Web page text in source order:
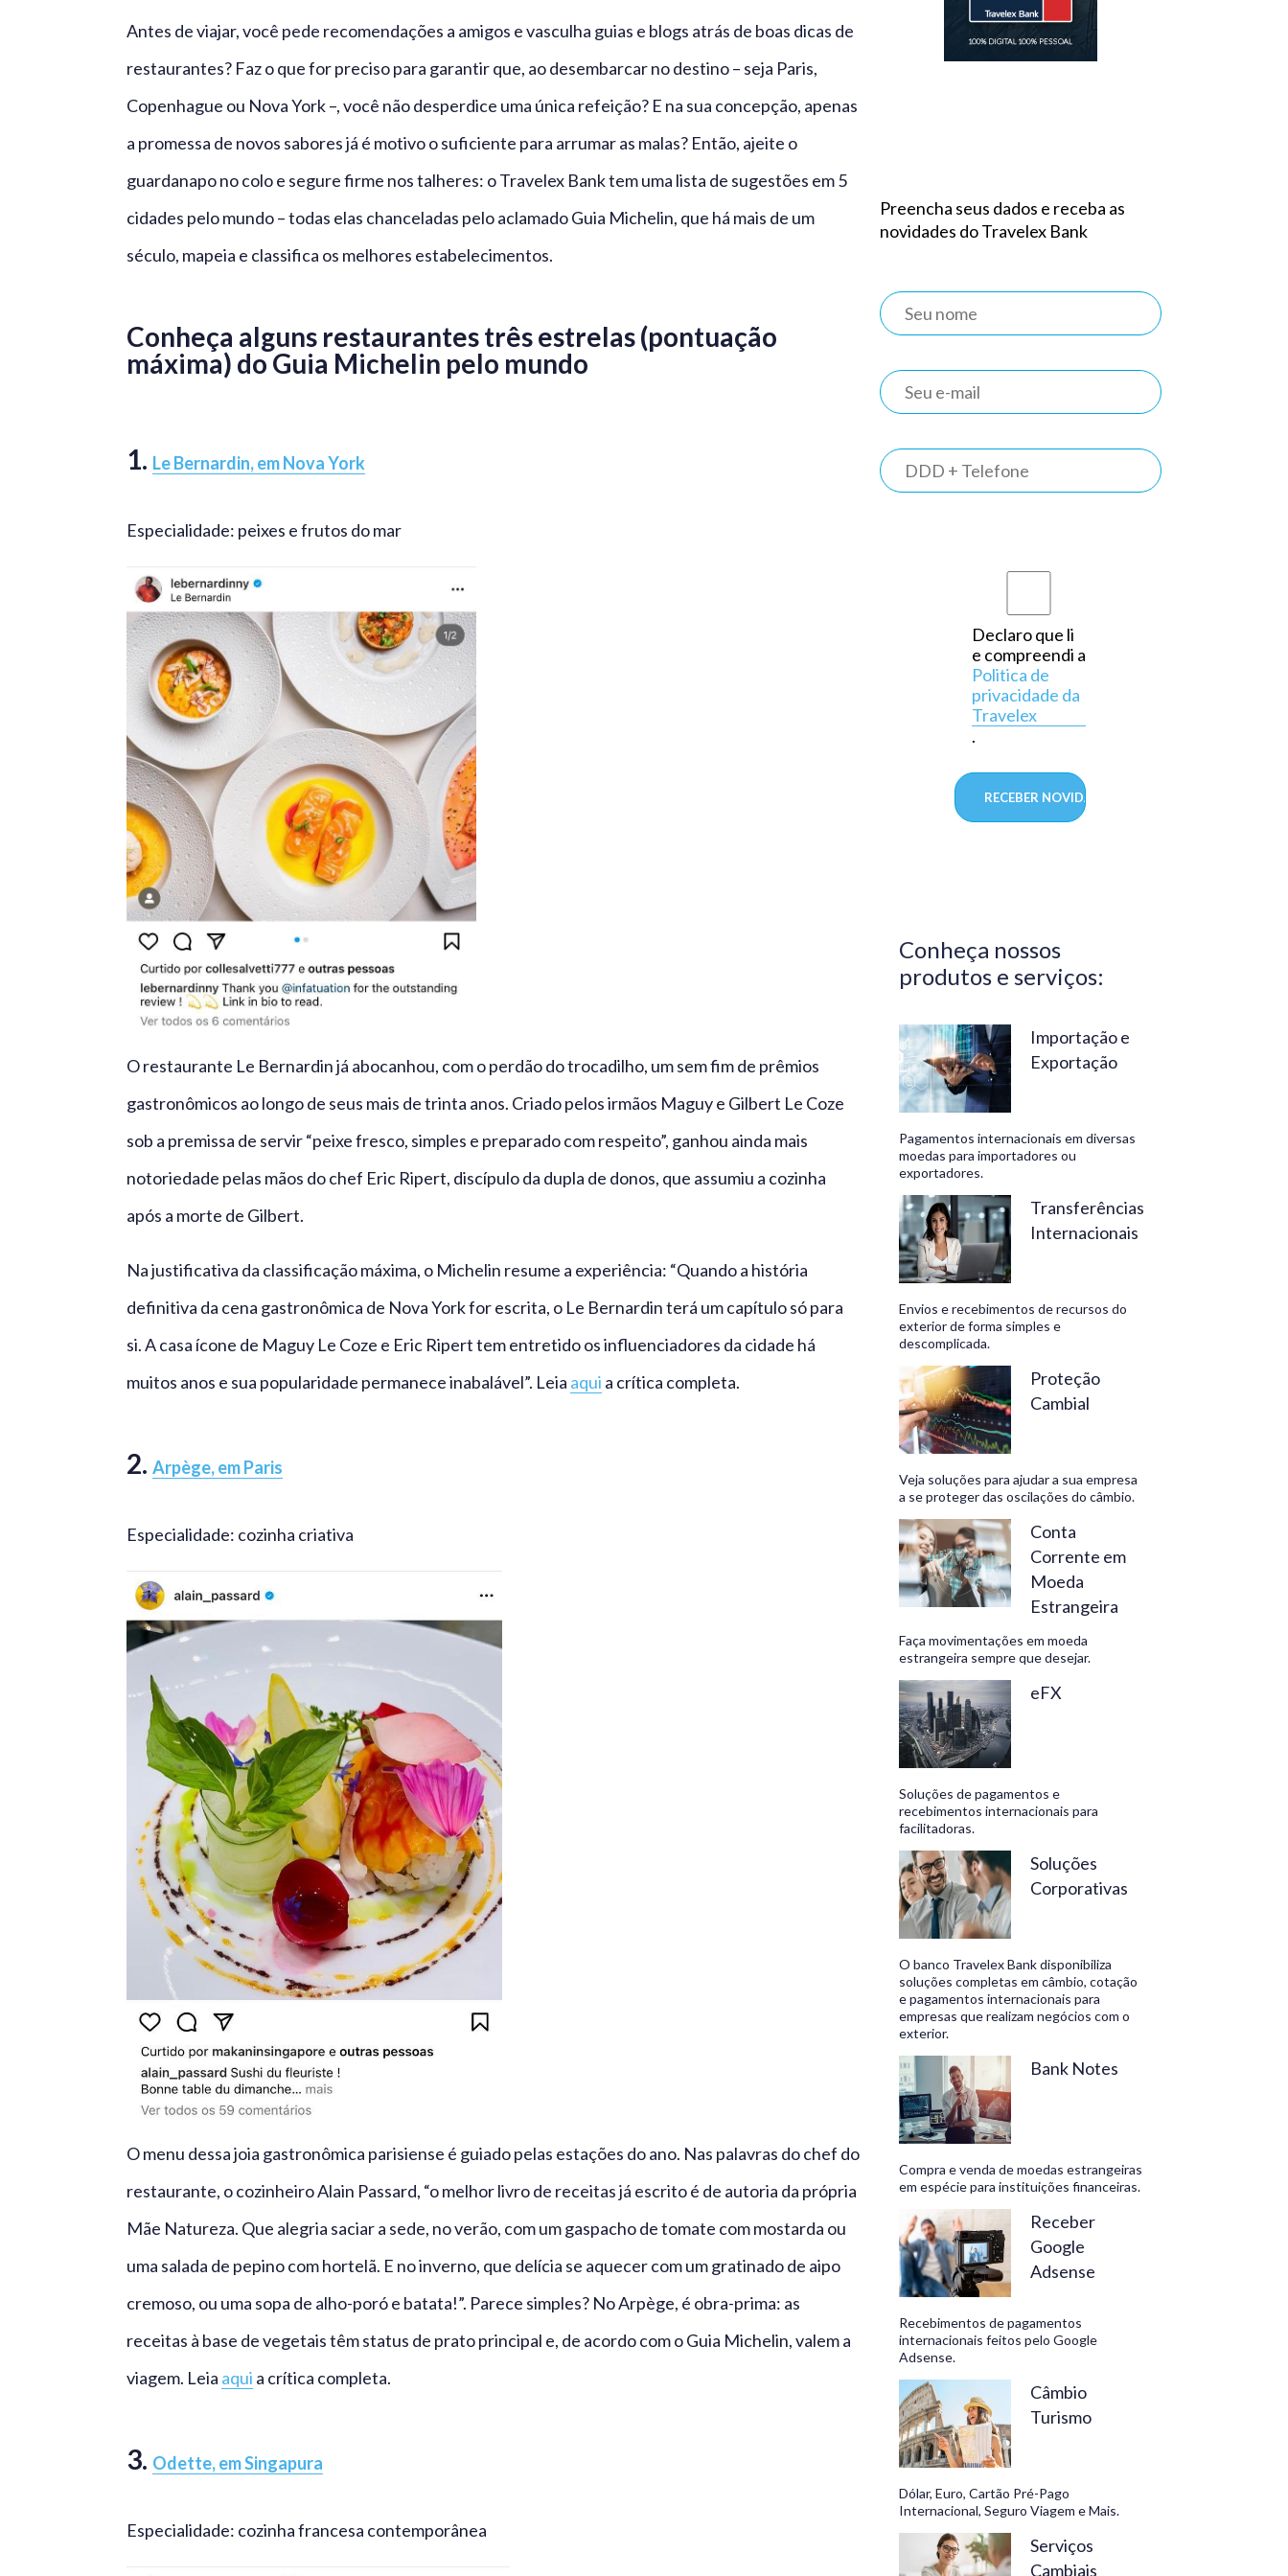
Antes de viajar, você pede recomendações a amigos e vasculha guias e blogs atrás de boas dicas de
restaurantes? Faz o que for preciso para garantir que, ao desembarcar no destino – seja Paris,
Copenhague ou Nova York –, você não desperdice uma única refeição? E na sua concepção, apenas
a promessa de novos sabores já é motivo o suficiente para arrumar as malas? Então, ajeite o
guardanapo no colo e segure firme nos talheres: o Travelex Bank tem uma lista de sugestões em 5
cidades pelo mundo – todas elas chanceladas pelo aclamado Guia Michelin, que há mais de um
século, mapeia e classifica os melhores estabelecimentos.
Conheça alguns restaurantes três estrelas (pontuação
máxima) do Guia Michelin pelo mundo
1. Le Bernardin, em Nova York
Especialidade: peixes e frutos do mar
O restaurante Le Bernardin já abocanhou, com o perdão do trocadilho, um sem fim de prêmios
gastronômicos ao longo de seus mais de trinta anos. Criado pelos irmãos Maguy e Gilbert Le Coze
sob a premissa de servir “peixe fresco, simples e preparado com respeito”, ganhou ainda mais
notoriedade pelas mãos do chef Eric Ripert, discípulo da dupla de donos, que assumiu a cozinha
após a morte de Gilbert.
Na justificativa da classificação máxima, o Michelin resume a experiência: “Quando a história
definitiva da cena gastronômica de Nova York for escrita, o Le Bernardin terá um capítulo só para
si. A casa ícone de Maguy Le Coze e Eric Ripert tem entretido os influenciadores da cidade há
muitos anos e sua popularidade permanece inabalável”. Leia aqui a crítica completa.
2. Arpège, em Paris
Especialidade: cozinha criativa
O menu dessa joia gastronômica parisiense é guiado pelas estações do ano. Nas palavras do chef do
restaurante, o cozinheiro Alain Passard, “o melhor livro de receitas já escrito é de autoria da própria
Mãe Natureza. Que alegria saciar a sede, no verão, com um gaspacho de tomate com mostarda ou
uma salada de pepino com hortelã. E no inverno, que delícia se aquecer com um gratinado de aipo
cremoso, ou uma sopa de alho-poró e batata!”. Parece simples? No Arpège, é obra-prima: as
receitas à base de vegetais têm status de prato principal e, de acordo com o Guia Michelin, valem a
viagem. Leia aqui a crítica completa.
3. Odette, em Singapura
Especialidade: cozinha francesa contemporânea
Preencha seus dados e receba as
novidades do Travelex Bank
Declaro que li
e compreendi a
Politica de
privacidade da
Travelex
.
TRAVELEX
BANK
primeiro
banco do
país a
operar
exclusivamente
em
aprovado
pelo
confiabilidade
e
são nossos
diferenciais.
Bank,
negócios
rentáveis
Conheça nossos
produtos e serviços:
Importação e
Exportação
Pagamentos internacionais em diversas
moedas para importadores ou
exportadores.
Transferências
Internacionais
Envios e recebimentos de recursos do
exterior de forma simples e
descomplicada.
Proteção
Cambial
Veja soluções para ajudar a sua empresa
a se proteger das oscilações do câmbio.
Conta
Corrente em
Moeda
Estrangeira
Faça movimentações em moeda
estrangeira sempre que desejar.
eFX
Soluções de pagamentos e
recebimentos internacionais para
facilitadoras.
Soluções
Corporativas
O banco Travelex Bank disponibiliza
soluções completas em câmbio, cotação
e pagamentos internacionais para
empresas que realizam negócios com o
exterior.
Bank Notes
Compra e venda de moedas estrangeiras
em espécie para instituições financeiras.
Receber
Google
Adsense
Recebimentos de pagamentos
internacionais feitos pelo Google
Adsense.
Câmbio
Turismo
Dólar, Euro, Cartão Pré-Pago
Internacional, Seguro Viagem e Mais.
Serviços
Cambiais